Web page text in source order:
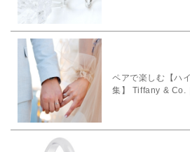
ペアで楽しむ【ハ
集】 Tiffany & Co.